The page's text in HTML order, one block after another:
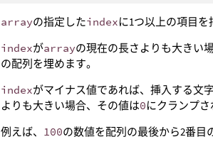
arrayの指定したindexに1つ以上の項目を
indexがarrayの現在の長さよりも大きい
の配列を埋めます。
indexがマイナス値であれば、挿入する文
よりも大きい場合、その値は0にクランプ
例えば、 100の数値を配列の最後から2番目